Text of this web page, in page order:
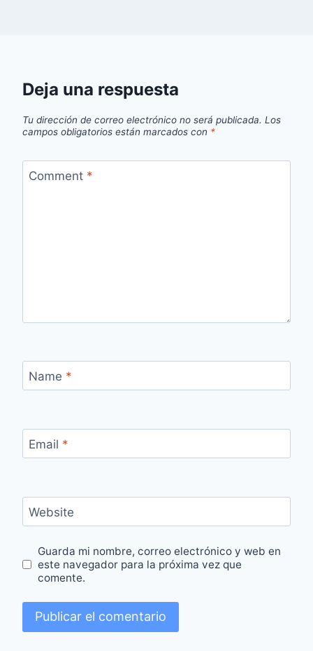
Deja una respuesta
Tu dirección de correo electrónico no será publicada. Los
campos obligatorios están marcados con *
Comment *
Name *
Email *
Website
Guarda mi nombre, correo electrónico y web en
este navegador para la próxima vez que
comente.